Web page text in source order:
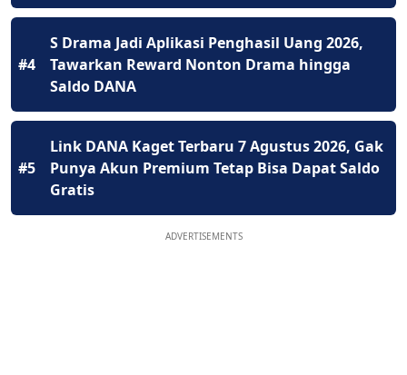
#4
S Drama Jadi Aplikasi Penghasil Uang 2026,
Tawarkan Reward Nonton Drama hingga
Saldo DANA
#5
Link DANA Kaget Terbaru 7 Agustus 2026, Gak
Punya Akun Premium Tetap Bisa Dapat Saldo
Gratis
ADVERTISEMENTS